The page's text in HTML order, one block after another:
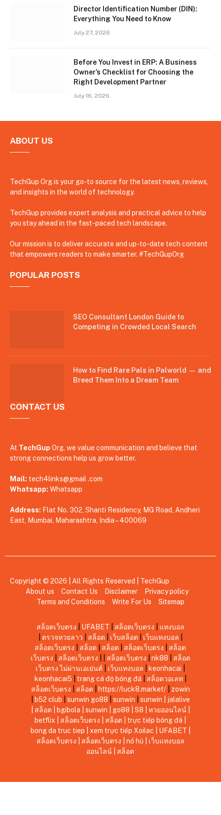
Director Identification Number (DIN):
Everything You Need to Know
July 27, 2026
Before You Invest in ERP: A Business
Owner’s Checklist for Choosing the
Right Development Partner
July 16, 2026
ABOUT US
TechGup Org is your go-to source for the latest news, reviews,
and insights in the world of technology.
TechGup provides expert analysis and practical advice to help
you stay ahead in the fast-paced tech landscape.
Our mission is to deliver accurate and up-to-date tech content
that empowers readers to make smarter. #TechGupOrg
POPULAR POSTS
SEO Consultant London Guide to
Competing in Crowded Local Search
How to Find Rare Pals in Palworld — and
Breed Them Into a Dream Team
CONTACT US
At TechGup Org, we value communication and believe that
strong connections help us grow better.
Mail: tech4links@gmail .com
Whatsapp: Whatsapp
Address: Flat No. 302, Shanti Residency, MG Road, Andheri
East, Mumbai, Maharashtra, India – 400069
Copyright © 2026 | All Rights Reserved | TechGup
About us
Contact Us Disclaimer
Privacy policy
Terms and Conditions
Write For Us Sitemap
สล็อตเว็บตรง UFABET สล็อตเว็บตรง
แทงบอล
ตรวจหวยลาว สล็อต เว็บสล็อต เว็บแทงบอล
สล็อตเว็บตรง
สล็อต สล็อต สล็อตเว็บตรง
สล็อต
เว็บตรง
สล็อตเว็บตรง สล็อตเว็บตรง nk88
สล็อต
เว็บตรง ไม่ผ่านเอเย่นต์
เว็บแทงบอล keonhacai
keonhacai5
trang cá độ bóng đá สล็อตวอเลท|
สล็อตเว็บตรง
สล็อต https://luck8.market/| zowin
b52 club sunwin go88 sunwin sunwin
jalalive
สล็อต bgibola sunwin go88 S8 หวยออนไลน์|
betflix
สล็อตเว็บตรง สล็อต trực tiếp bóng đá
bong da truc tiep
xem trực tiếp Xoilac UFABET
สล็อตเว็บตรง
สล็อตเว็บตรง nổ hũ
เว็บแทงบอล
ออนไลน์
สล็อต